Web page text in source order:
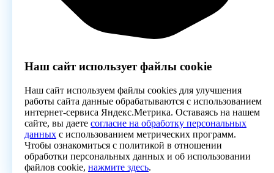
Наш сайт использует файлы cookie
Наш сайт используем файлы cookies для улучшения
работы сайта данные обрабатываются с использованием
интернет-сервиса Яндекс.Метрика. Оставаясь на нашем
сайте, вы даете согласие на обработку персональных
данных с использованием метрических программ.
Чтобы ознакомиться с политикой в отношении
обработки персональных данных и об использовании
файлов cookie, нажмите здесь.